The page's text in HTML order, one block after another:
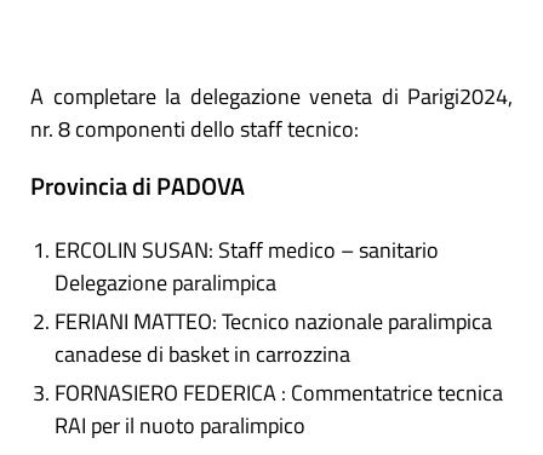
A completare la delegazione veneta di Parigi2024,
nr. 8 componenti dello staff tecnico:
Provincia di PADOVA
ERCOLIN SUSAN: Staff medico – sanitario
Delegazione paralimpica
FERIANI MATTEO: Tecnico nazionale paralimpica
canadese di basket in carrozzina
FORNASIERO FEDERICA : Commentatrice tecnica
RAI per il nuoto paralimpico